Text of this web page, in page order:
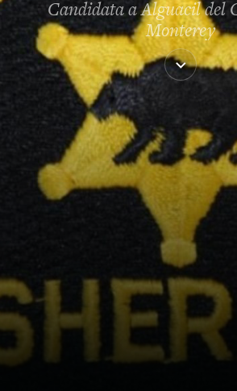
Candidata a Alguacil del
Monterey